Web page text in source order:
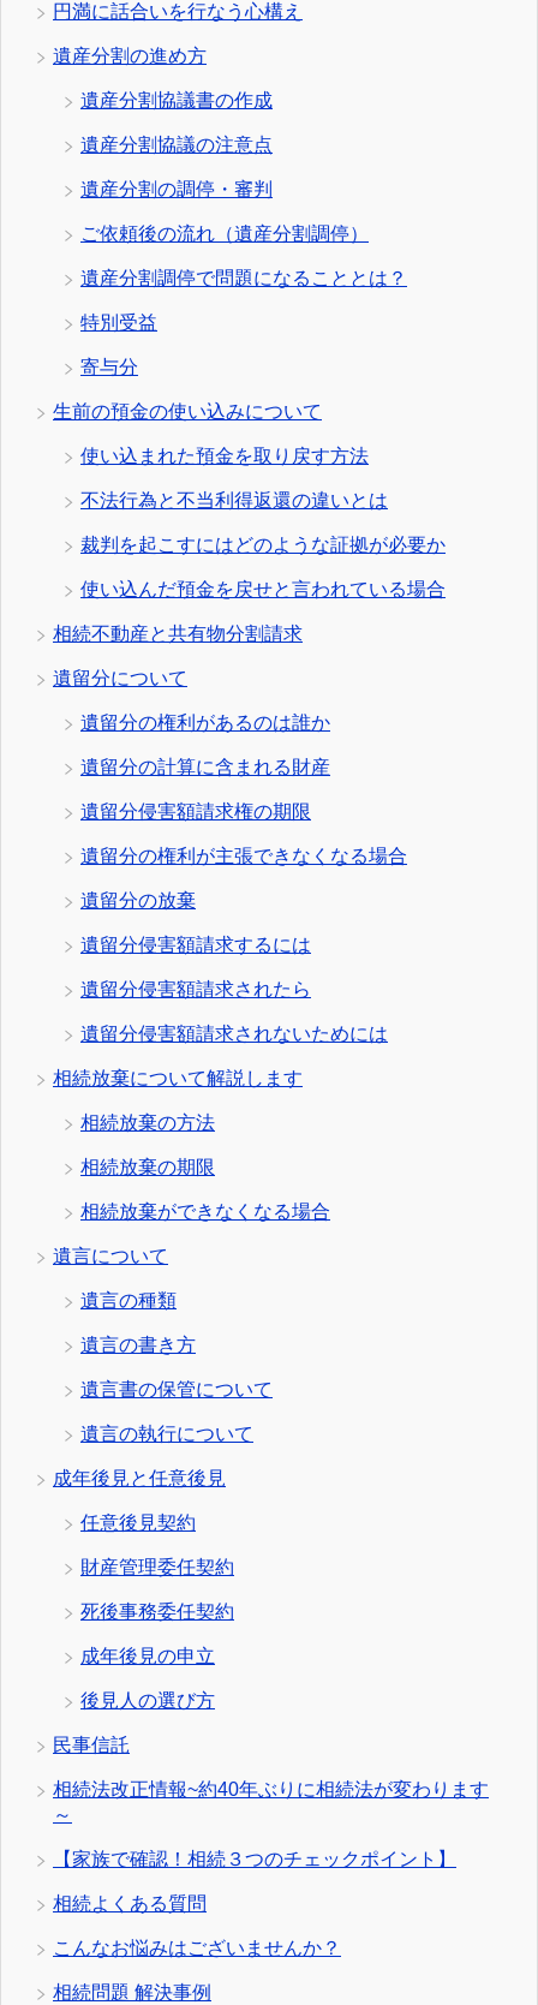
円満に話合いを行なう心構え
遺産分割の進め方
遺産分割協議書の作成
遺産分割協議の注意点
遺産分割の調停・審判
ご依頼後の流れ（遺産分割調停）
遺産分割調停で問題になることとは？
特別受益
寄与分
生前の預金の使い込みについて
使い込まれた預金を取り戻す方法
不法行為と不当利得返還の違いとは
裁判を起こすにはどのような証拠が必要か
使い込んだ預金を戻せと言われている場合
相続不動産と共有物分割請求
遺留分について
遺留分の権利があるのは誰か
遺留分の計算に含まれる財産
遺留分侵害額請求権の期限
遺留分の権利が主張できなくなる場合
遺留分の放棄
遺留分侵害額請求するには
遺留分侵害額請求されたら
遺留分侵害額請求されないためには
相続放棄について解説します
相続放棄の方法
相続放棄の期限
相続放棄ができなくなる場合
遺言について
遺言の種類
遺言の書き方
遺言書の保管について
遺言の執行について
成年後見と任意後見
任意後見契約
財産管理委任契約
死後事務委任契約
成年後見の申立
後見人の選び方
民事信託
相続法改正情報~約40年ぶりに相続法が変わります
～
【家族で確認！相続３つのチェックポイント】
相続よくある質問
こんなお悩みはございませんか？
相続問題 解決事例